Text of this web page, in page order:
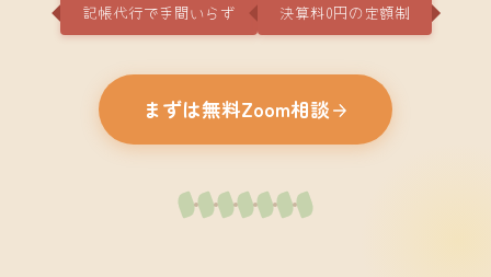
記帳代行で手間いらず 決算料0円の定額制
まずは無料Zoom相談